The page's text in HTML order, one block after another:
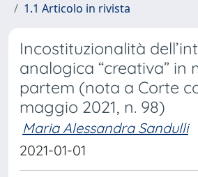
1.1 Articolo in rivista
Incostituzionalità
analogica “creativa” in
partem (nota a Corte
maggio 2021, n. 98)
Maria Alessandra Sandulli
2021-01-01